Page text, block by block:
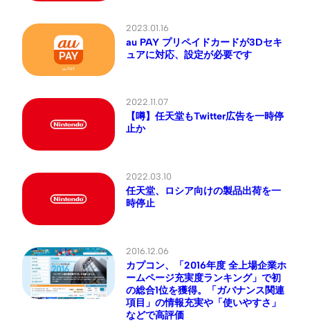
2023.01.16
au PAY プリペイドカードが3Dセキ
ュアに対応、設定が必要です
2022.11.07
【噂】任天堂もTwitter広告を一時停
止か
2022.03.10
任天堂、ロシア向けの製品出荷を一
時停止
2016.12.06
カプコン、「2016年度 全上場企業ホ
ームページ充実度ランキング」で初
の総合1位を獲得。「ガバナンス関連
項目」の情報充実や「使いやすさ」
などで高評価